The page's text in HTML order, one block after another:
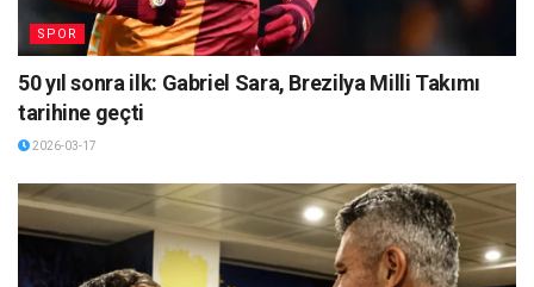
SPOR
50 yıl sonra ilk: Gabriel Sara, Brezilya Milli Takımı
tarihine geçti
2026-03-17